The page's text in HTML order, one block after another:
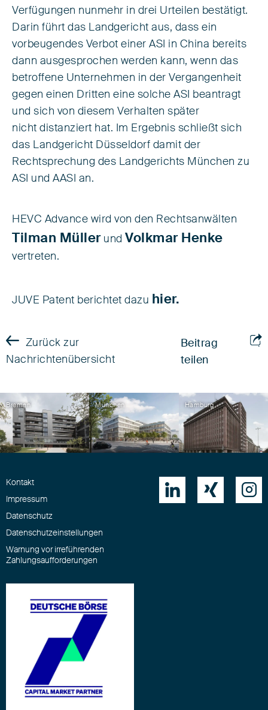
Verfügungen nunmehr in drei Urteilen bestätigt.
Darin führt das Landgericht aus, dass ein
vorbeugendes Verbot einer ASI in China bereits
dann ausgesprochen werden kann, wenn das
betroffene Unternehmen in der Vergangenheit
gegen einen Dritten eine solche ASI beantragt
und sich von diesem Verhalten später
nicht distanziert hat. Im Ergebnis schließt sich
das Landgericht Düsseldorf damit der
Rechtsprechung des Landgerichts München zu
ASI und AASI an.
HEVC Advance wird von den Rechtsanwälten
Tilman Müllerund Volkmar Henke
vertreten.
JUVE Patent berichtet dazu hier.
Zurück zur
Nachrichtenübersicht
Beitrag
teilen
Bremen München Hamburg
Kontakt
Impressum
Datenschutz
Datenschutzeinstellungen
Warnung vor irreführenden
Zahlungsaufforderungen
  